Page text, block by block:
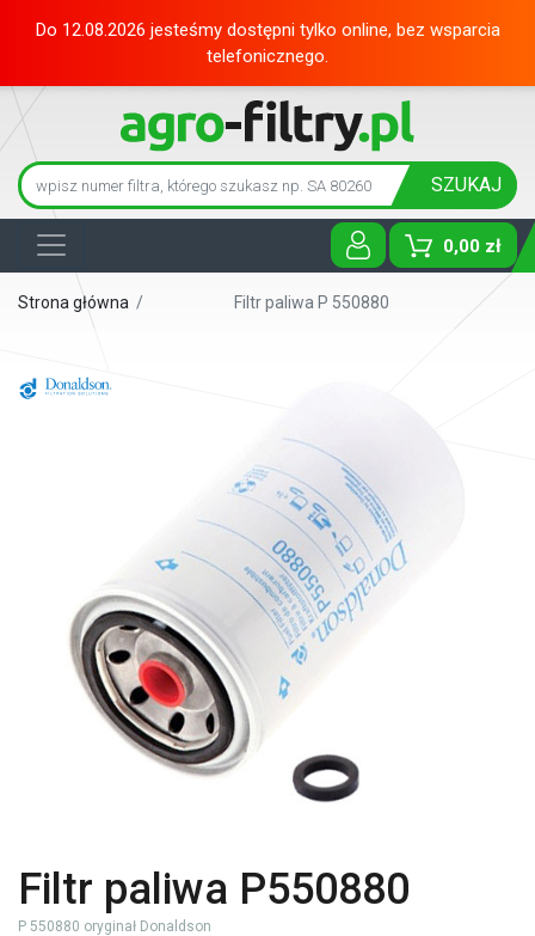
Do 12.08.2026 jesteśmy dostępni tylko online, bez wsparcia
telefonicznego.
SZUKAJ
0,00 zł
Toggle
Strona główna / Filtr paliwa P 550880
Filtr paliwa P550880
P 550880 oryginał Donaldson